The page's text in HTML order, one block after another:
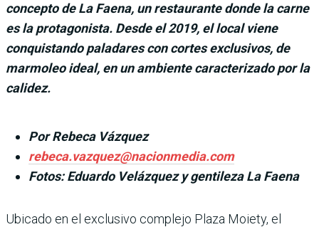
concepto de La Faena, un restaurante donde la carne
es la protagonista. Desde el 2019, el local viene
conquistando paladares con cortes exclusivos, de
marmoleo ideal, en un ambiente caracterizado por la
calidez.
Por Rebeca Vázquez
rebeca.vazquez@nacionmedia.com
Fotos: Eduardo Velázquez y gentileza La Faena
Ubicado en el exclu­sivo complejo Plaza Moiety, el